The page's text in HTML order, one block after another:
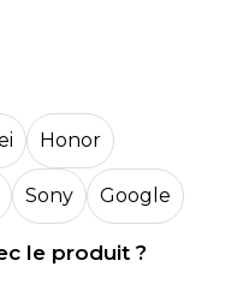
Honor
Sony Google
le produit ?